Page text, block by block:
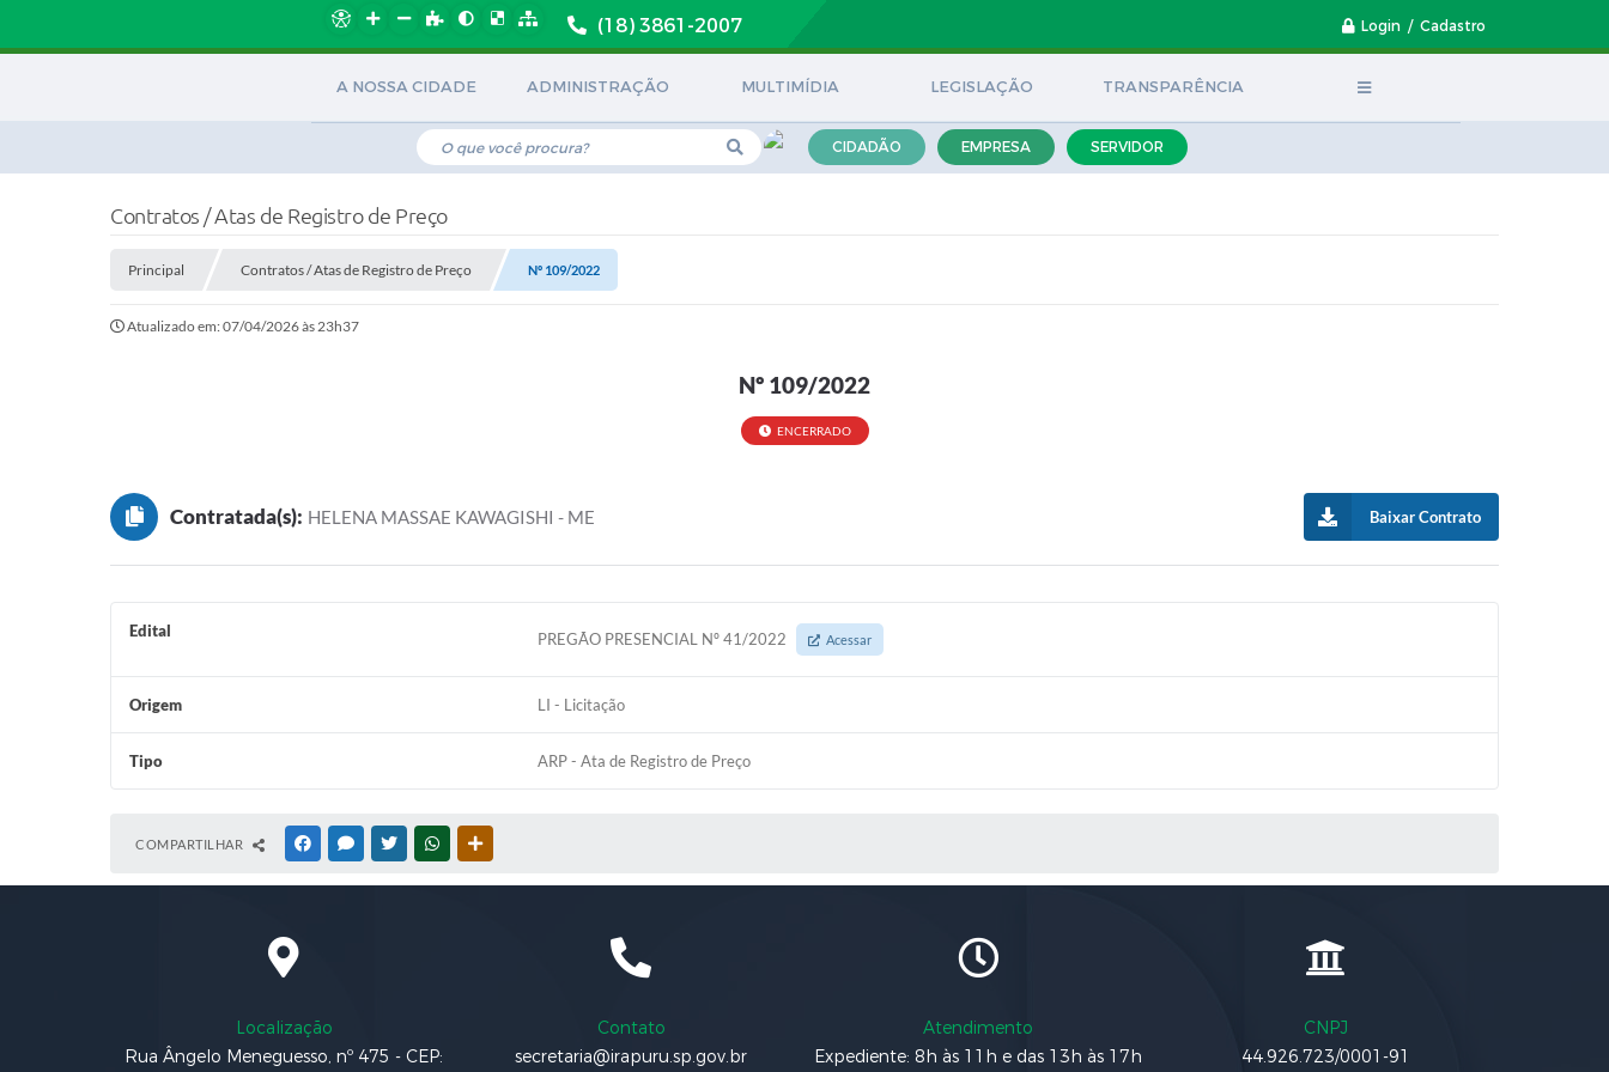
Login / Cadastro
(18) 3861-2007
A NOSSA CIDADE ADMINISTRAÇÃO MULTIMÍDIA LEGISLAÇÃO TRANSPARÊNCIA
CIDADÃO EMPRESA SERVIDOR
Contratos / Atas de Registro de Preço
Principal Contratos / Atas de Registro de Preço Nº 109/2022
Atualizado em: 07/04/2026 às 23h37
Nº 109/2022
ENCERRADO
Contratada(s): HELENA MASSAE KAWAGISHI - ME Baixar Contrato
Edital PREGÃO PRESENCIAL Nº 41/2022 Acessar
Origem LI - Licitação
Tipo ARP - Ata de Registro de Preço
COMPARTILHAR FACEBOOKMESSENGER
TWITTERWHATSAPP
Localização
Rua Ângelo Meneguesso, nº 475 - CEP:
Contato
secretaria@irapuru.sp.gov.br
Atendimento
Expediente: 8h às 11h e das 13h às 17h
CNPJ
44.926.723/0001-91